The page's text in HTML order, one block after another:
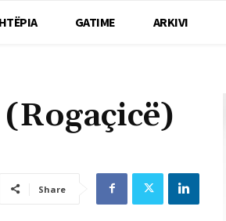
GATIME ARKIVI
Share